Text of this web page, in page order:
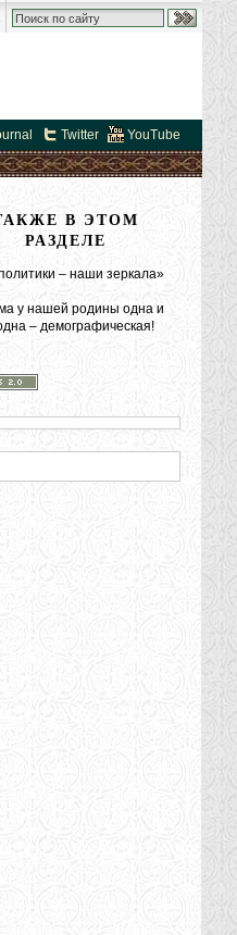
Twitter YouTube
В ЭТОМ
РАЗДЕЛЕ
– наши зеркала»
у нашей родины одна и
– демографическая!